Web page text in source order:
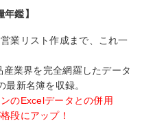
鑑】
業リスト作成まで、これ一
業界を完全網羅したデータ
最新名簿を収録。
のExcelデータとの併用
段にアップ！